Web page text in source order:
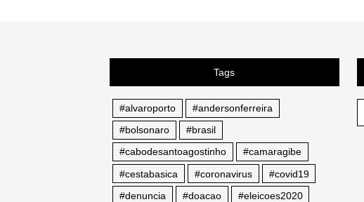
Tags
#alvaroporto
#andersonferreira
#bolsonaro
#brasil
#cabodesantoagostinho
#camaragibe
#cestabasica
#coronavirus
#covid19
#denuncia
#doacao
#eleicoes2020